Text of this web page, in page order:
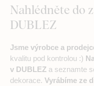
Nahlédněte do
DUBLEZ
Jsme výrobce a
kvalitu pod kontrolou :)
v DUBLEZ a seznamte
dekorace. Vyrábíme ze